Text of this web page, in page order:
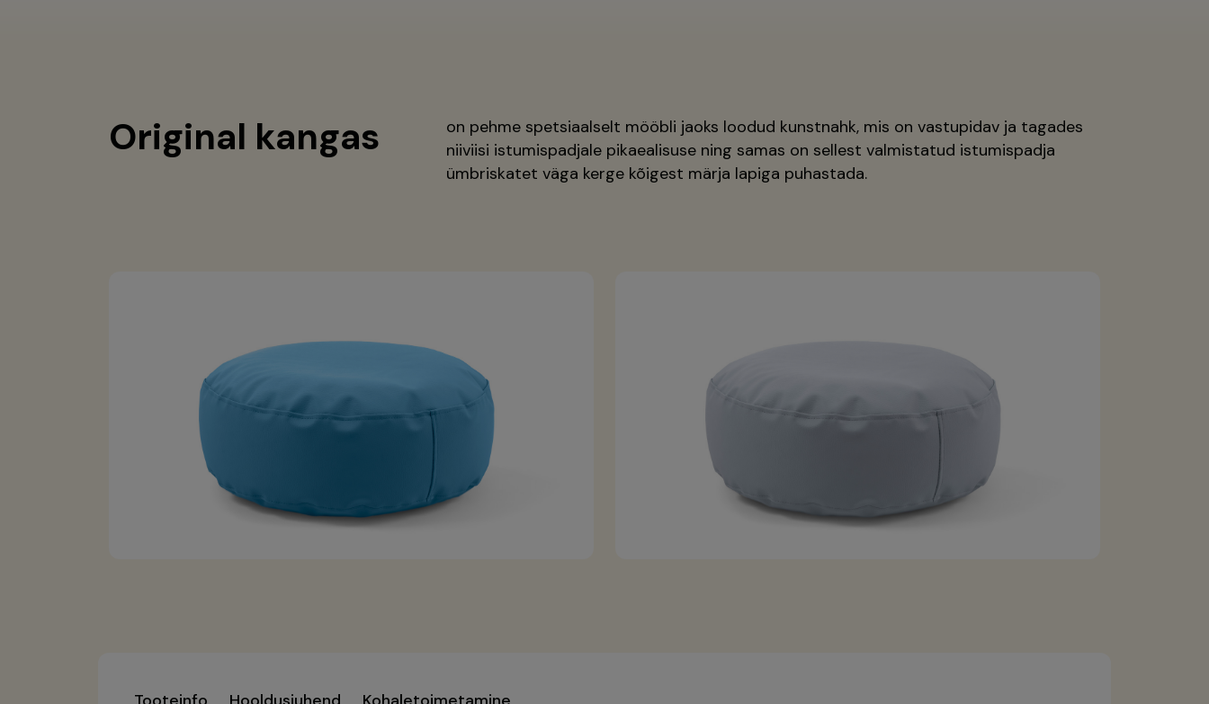
Original kangas
on pehme spetsiaalselt mööbli jaoks loodud kunstnahk, mis on vastupidav ja tagades
niiviisi istumispadjale pikaealisuse ning samas on sellest valmistatud istumispadja
ümbriskatet väga kerge kõigest märja lapiga puhastada.